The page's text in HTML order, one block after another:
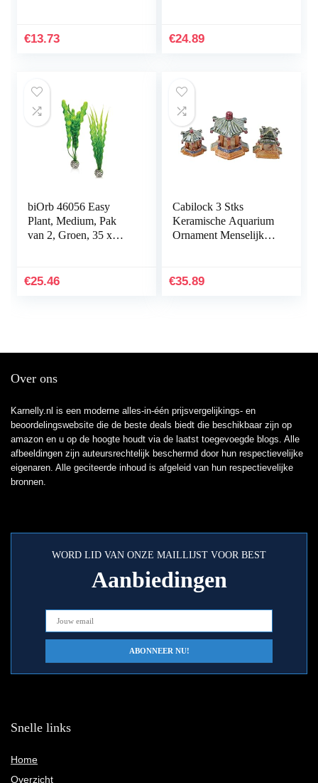
onderwater decoratie
€13.73
Hars Decoratie Craft
€24.89
biOrb 46056 Easy
Plant, Medium, Pak
van 2, Groen, 35 x
€25.46
Cabilock 3 Stks
Keramische Aquarium
Ornament Menselijk
Desktop Inrichting
€35.89
Over ons
Karnelly.nl is een moderne alles-in-één prijsvergelijkings- en
beoordelingswebsite die de beste deals biedt die beschikbaar zijn op
amazon en u op de hoogte houdt via de laatst toegevoegde blogs. Alle
afbeeldingen zijn auteursrechtelijk beschermd door hun respectievelijke
eigenaren. Alle geciteerde inhoud is afgeleid van hun respectievelijke
bronnen.
WORD LID VAN ONZE MAILLIJST VOOR BEST
Aanbiedingen
Snelle links
Home
Overzicht